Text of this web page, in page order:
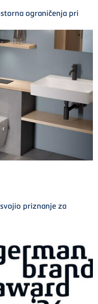
ograničenja pri
priznanje za